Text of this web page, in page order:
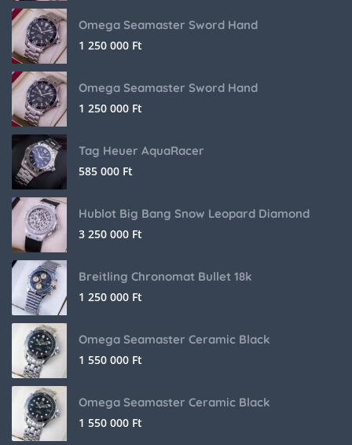
Omega Seamaster Sword Hand
1 250 000 Ft
Omega Seamaster Sword Hand
1 250 000 Ft
Tag Heuer AquaRacer
585 000 Ft
Hublot Big Bang Snow Leopard Diamond
3 250 000 Ft
Breitling Chronomat Bullet 18k
1 250 000 Ft
Omega Seamaster Ceramic Black
1 550 000 Ft
Omega Seamaster Ceramic Black
1 550 000 Ft